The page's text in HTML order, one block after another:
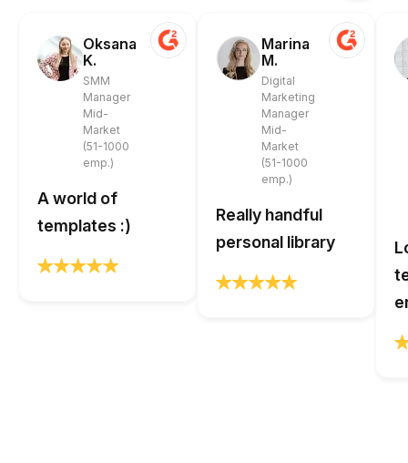
Oksana
K.
SMM
Manager
Mid-
Market
(51-1000
emp.)
A world of
templates :)
Marina
M.
Digital
Marketing
Manager
Mid-
Market
(51-1000
emp.)
Really handful
personal library